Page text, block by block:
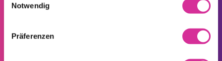
Notwendig
Präferenzen